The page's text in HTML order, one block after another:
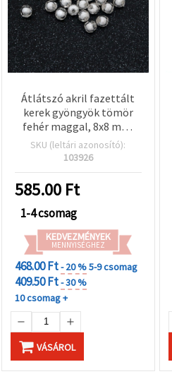
Átlátszó akril fazettált
kerek gyöngyök tömör
fehér maggal, 8x8 mm,
lyuk: 2 mm – 50 gramm
(kb. 200 db)
SKU (leltári azonosító):
103926
585.00 Ft
1-4 csomag
KEDVEZMÉNYEK
MENNYISÉGHEZ
468.00 Ft- 20 %5-9 csomag
409.50 Ft- 30 %
10 csomag +
VÁSÁROL